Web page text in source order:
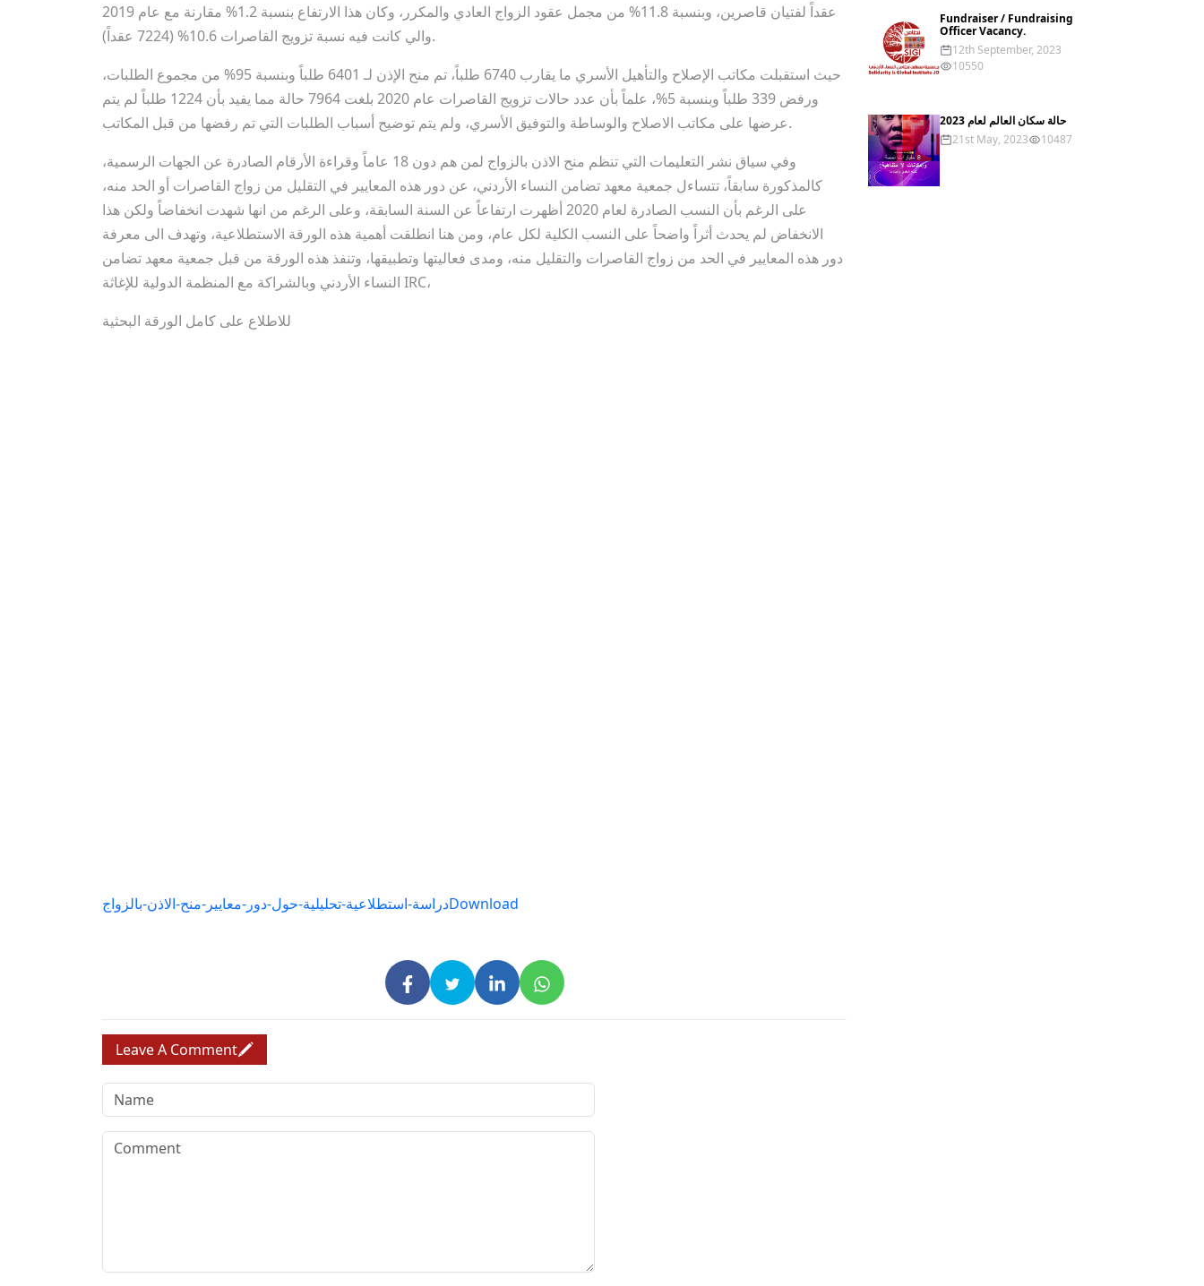
عقداً لفتيان قاصرين، وبنسبة 11.8% من مجمل عقود الزواج العادي والمكرر، وكان هذا الارتفاع بنسبة 1.2% مقارنة مع عام 2019
والي كانت فيه نسبة تزويج القاصرات 10.6% (7224 عقداً).
حيث استقبلت مكاتب الإصلاح والتأهيل الأسري ما يقارب 6740 طلباً، تم منح الإذن لـ 6401 طلباً وبنسبة 95% من مجموع الطلبات،
ورفض 339 طلباً وبنسبة 5%، علماً بأن عدد حالات تزويج القاصرات عام 2020 بلغت 7964 حالة مما يفيد بأن 1224 طلباً لم يتم
عرضها على مكاتب الاصلاح والوساطة والتوفيق الأسري، ولم يتم توضيح أسباب الطلبات التي تم رفضها من قبل المكاتب.
وفي سياق نشر التعليمات التي تنظم منح الاذن بالزواج لمن هم دون 18 عاماً وقراءة الأرقام الصادرة عن الجهات الرسمية،
كالمذكورة سابقاً، تتساءل جمعية معهد تضامن النساء الأردني، عن دور هذه المعايير في التقليل من زواج القاصرات أو الحد منه،
على الرغم بأن النسب الصادرة لعام 2020 أظهرت ارتفاعاً عن السنة السابقة، وعلى الرغم من انها شهدت انخفاضاً ولكن هذا
الانخفاض لم يحدث أثراً واضحاً على النسب الكلية لكل عام، ومن هنا انطلقت أهمية هذه الورقة الاستطلاعية، وتهدف الى معرفة
دور هذه المعايير في الحد من زواج القاصرات والتقليل منه، ومدى فعاليتها وتطبيقها، وتنفذ هذه الورقة من قبل جمعية معهد تضامن
النساء الأردني وبالشراكة مع المنظمة الدولية للإغاثة IRC،
للاطلاع على كامل الورقة البحثية
دراسة-استطلاعية-تحليلية-حول-دور-معايير-منح-الاذن-بالزواجDownload
Leave A Comment
Fundraiser / Fundraising
Officer Vacancy.
12th September, 2023
10550
حالة سكان العالم لعام 2023
21st May, 2023
10487